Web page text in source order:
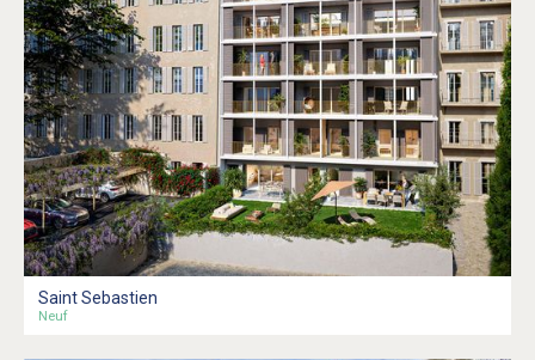
Saint Sebastien
Neuf